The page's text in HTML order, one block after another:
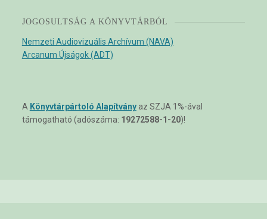
JOGOSULTSÁG A KÖNYVTÁRBÓL
Nemzeti Audiovizuális Archívum (NAVA)
Arcanum Újságok (ADT)
A Könyvtárpártoló Alapítványaz SZJA 1%-ával
támogatható (adószáma: 19272588-1-20)!